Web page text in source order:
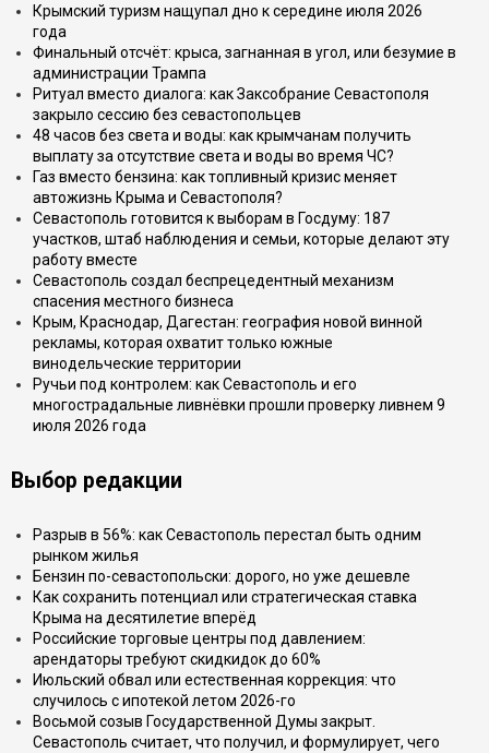
Крымский туризм нащупал дно к середине июля 2026
года
Финальный отсчёт: крыса, загнанная в угол, или безумие в
администрации Трампа
Ритуал вместо диалога: как Заксобрание Севастополя
закрыло сессию без севастопольцев
48 часов без света и воды: как крымчанам получить
выплату за отсутствие света и воды во время ЧС?
Газ вместо бензина: как топливный кризис меняет
автожизнь Крыма и Севастополя?
Севастополь готовится к выборам в Госдуму: 187
участков, штаб наблюдения и семьи, которые делают эту
работу вместе
Севастополь создал беспрецедентный механизм
спасения местного бизнеса
Крым, Краснодар, Дагестан: география новой винной
рекламы, которая охватит только южные
винодельческие территории
Ручьи под контролем: как Севастополь и его
многострадальные ливнёвки прошли проверку ливнем 9
июля 2026 года
Выбор редакции
Разрыв в 56%: как Севастополь перестал быть одним
рынком жилья
Бензин по-севастопольски: дорого, но уже дешевле
Как сохранить потенциал или стратегическая ставка
Крыма на десятилетие вперёд
Российские торговые центры под давлением:
арендаторы требуют скидкидок до 60%
Июльский обвал или естественная коррекция: что
случилось с ипотекой летом 2026-го
Восьмой созыв Государственной Думы закрыт.
Севастополь считает, что получил, и формулирует, чего